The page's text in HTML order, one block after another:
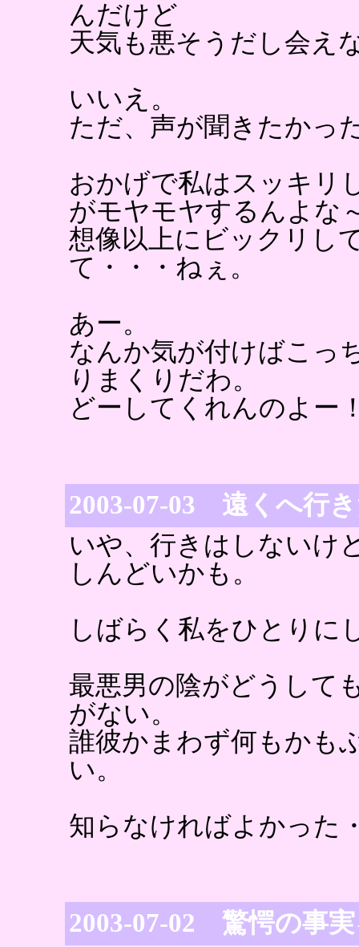
んだけど
天気も悪そうだし会え
いいえ。
ただ、声が聞きたかっ
おかげで私はスッキリ
がモヤモヤするんよな
想像以上にビックリし
て・・・ねぇ。
あー。
なんか気が付けばこっ
りまくりだわ。
どーしてくれんのよー
2003-07-03 遠くへ行
いや、行きはしないけ
しんどいかも。
しばらく私をひとりに
最悪男の陰がどうして
がない。
誰彼かまわず何もかも
い。
知らなければよかった
2003-07-02 驚愕の事